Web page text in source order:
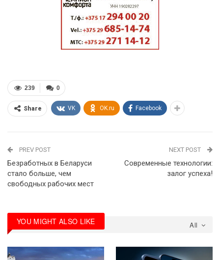
0
239
Share VK OK.ru Facebook
PREV POST
Безработных в Беларуси
стало больше, чем
свободных рабочих мест
NEXT POST
Современные технологии:
залог успеха!
All
YOU MIGHT ALSO LIKE